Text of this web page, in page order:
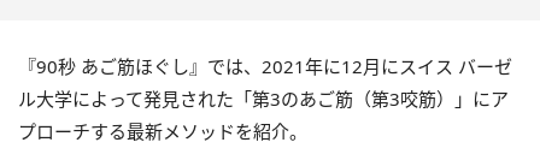
『90秒 あご筋ほぐし』では、2021年に12月にスイス バーゼ
ル大学によって発見された「第3のあご筋（第3咬筋）」にア
プローチする最新メソッドを紹介。